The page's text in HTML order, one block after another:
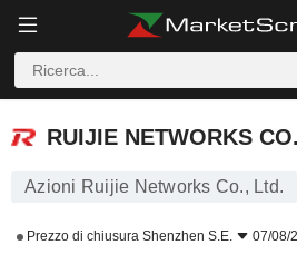
RUIJIE NETWORKS CO., LTD.
RUIJIE NETWORKS
Azioni Ruijie Networks Co., Ltd.
Prezzo di chiusura Shenzhen S.E. 07/08/